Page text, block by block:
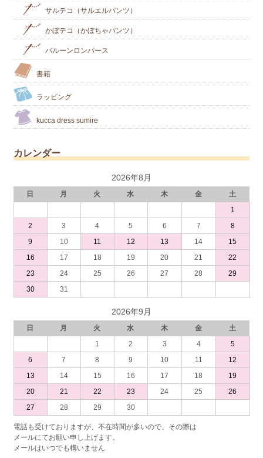
サルテコ（サルエルパンツ）
かぼテコ（かぼちゃパンツ）
バルーンロンパース
書籍
ラッピング
kucca dress sumire
カレンダー
2026年8月
日 月 火 水 木 金
土
1
2
3 4 5 6 7
8
9
10 11 12 13 14
15
16
17 18 19 20 21
22
23
24 25 26 27 28
29
30
31
2026年9月
日 月 火 水 木 金
土
1
2 3 4
5
6
7 8 9 10 11
12
13
14 15 16 17 18
19
20
21 22 23 24 25
26
27
28 29 30
電話も受けておりますが、不在時間が多いので、その際は
メールにてお願い申し上げます。
メールはいつでも構いません